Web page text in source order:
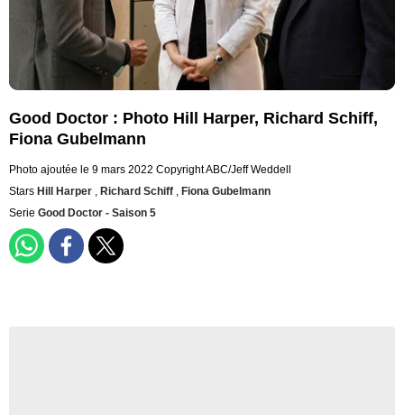
Good Doctor : Photo Hill Harper, Richard Schiff,
Fiona Gubelmann
Photo ajoutée le 9 mars 2022 Copyright ABC/Jeff Weddell
Stars Hill Harper , Richard Schiff , Fiona Gubelmann
Serie Good Doctor - Saison 5